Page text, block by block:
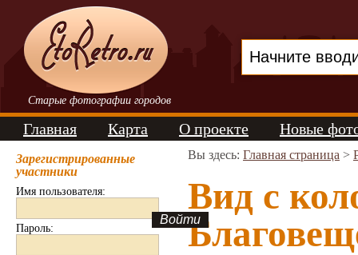
Старые фотографии городов
Главная Карта О проекте Новые
Зарегистрированные
участники
Имя пользователя:
Пароль:
Вы здесь: Главная страница >
Вид с